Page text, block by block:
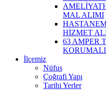
MAL ALIMI
HİZMET
63 AMPER
İlçemiz
Nüfus
Çoğrafi Yapı
Tarihi Yerler